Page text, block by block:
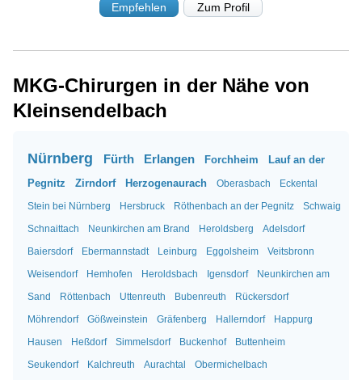
Empfehlen Zum Profil
MKG-Chirurgen in der Nähe von
Kleinsendelbach
Nürnberg Fürth Erlangen Forchheim
Lauf an der
Pegnitz
Zirndorf Herzogenaurach Oberasbach
Eckental
Stein bei Nürnberg
Hersbruck Röthenbach an der Pegnitz
Schwaig
Schnaittach
Neunkirchen am Brand Heroldsberg
Adelsdorf
Baiersdorf
Ebermannstadt Leinburg Eggolsheim
Veitsbronn
Weisendorf
Hemhofen Heroldsbach Igensdorf
Neunkirchen am
Sand
Röttenbach Uttenreuth Bubenreuth
Rückersdorf
Möhrendorf
Gößweinstein Gräfenberg Hallerndorf
Happurg
Hausen
Heßdorf Simmelsdorf Buckenhof
Buttenheim
Seukendorf
Kalchreuth Aurachtal
Obermichelbach